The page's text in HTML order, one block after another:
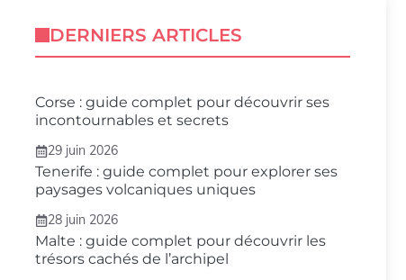
DERNIERS ARTICLES
Corse : guide complet pour découvrir ses
incontournables et secrets
29 juin 2026
Tenerife : guide complet pour explorer ses
paysages volcaniques uniques
28 juin 2026
Malte : guide complet pour découvrir les
trésors cachés de l’archipel